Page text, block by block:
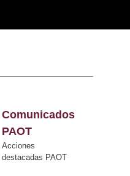
Comunicados
PAOT
Acciones
destacadas PAOT